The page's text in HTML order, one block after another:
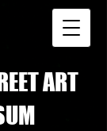
ART